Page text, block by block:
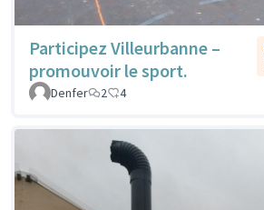
Participez Villeurbanne –
promouvoir le sport.
Denfer
2 4